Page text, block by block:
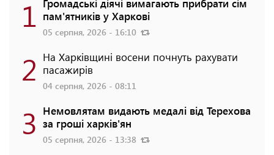
1
Громадські діячі вимагають прибрати сім
пам'ятників у Харкові
05 серпня, 2026 - 16:10
2 На Харківщині восени почнуть рахувати
пасажирів
04 серпня, 2026 - 08:11
3 Немовлятам видають медалі від Терехова
за гроші харків'ян
05 серпня, 2026 - 13:38